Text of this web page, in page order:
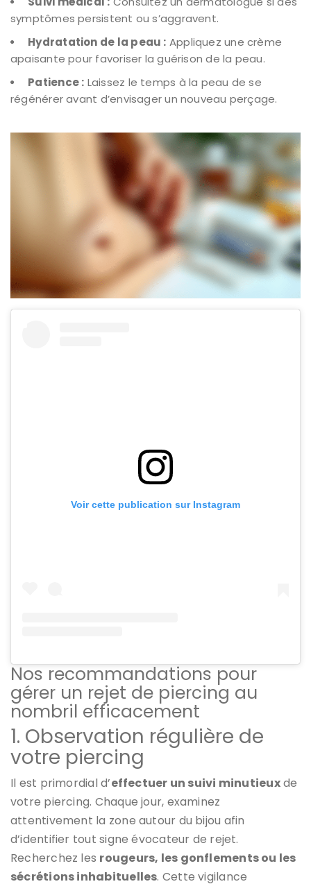
symptômes persistent ou s’aggravent.
Hydratation de la peau : Appliquez une crème
apaisante pour favoriser la guérison de la peau.
Patience : Laissez le temps à la peau de se
régénérer avant d’envisager un nouveau perçage.
Voir cette publication sur Instagram
Nos recommandations pour
gérer un rejet de piercing au
nombril efficacement
1. Observation régulière de
votre piercing
Il est primordial d’effectuer un suivi minutieuxde
votre piercing. Chaque jour, examinez
attentivement la zone autour du bijou afin
d’identifier tout signe évocateur de rejet.
Recherchez les rougeurs, les gonflements ou les
sécrétions inhabituelles. Cette vigilance